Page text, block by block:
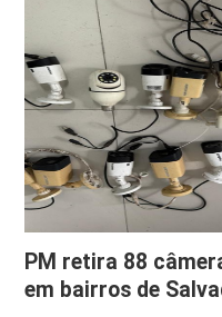
PM retira 88
em bairros de